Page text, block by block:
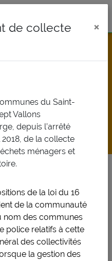
services au quotidien
Ve Sa
2 3
de collecte
×
du Saint-
Vallons
depuis l’arrêté
de la collecte
ménagers et
de la loi du 16
de la communauté
nom des communes
police relatifs à cette
des collectivités
la gestion des